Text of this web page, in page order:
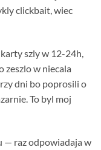
clickbait, wiec
szly w 12-24h,
w niecala
dni bo poprosili o
To byl moj
— raz odpowiadaja w